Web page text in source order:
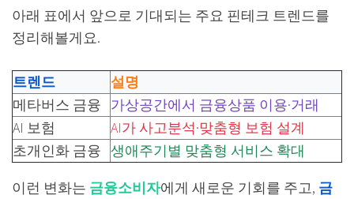
아래 표에서 앞으로 기대되는 주요 핀테크 트렌드를
정리해볼게요.
트렌드
설명
메타버스 금융
가상공간에서 금융상품 이용·거래
AI 보험
AI가 사고분석·맞춤형 보험 설계
초개인화 금융 생애주기별 맞춤형 서비스 확대
이런 변화는 금융소비자에게 새로운 기회를 주고, 금